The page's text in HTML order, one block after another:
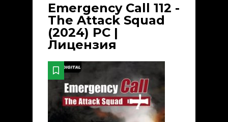
Emergency Call 112 -
The Attack Squad
(2024) PC |
Лицензия